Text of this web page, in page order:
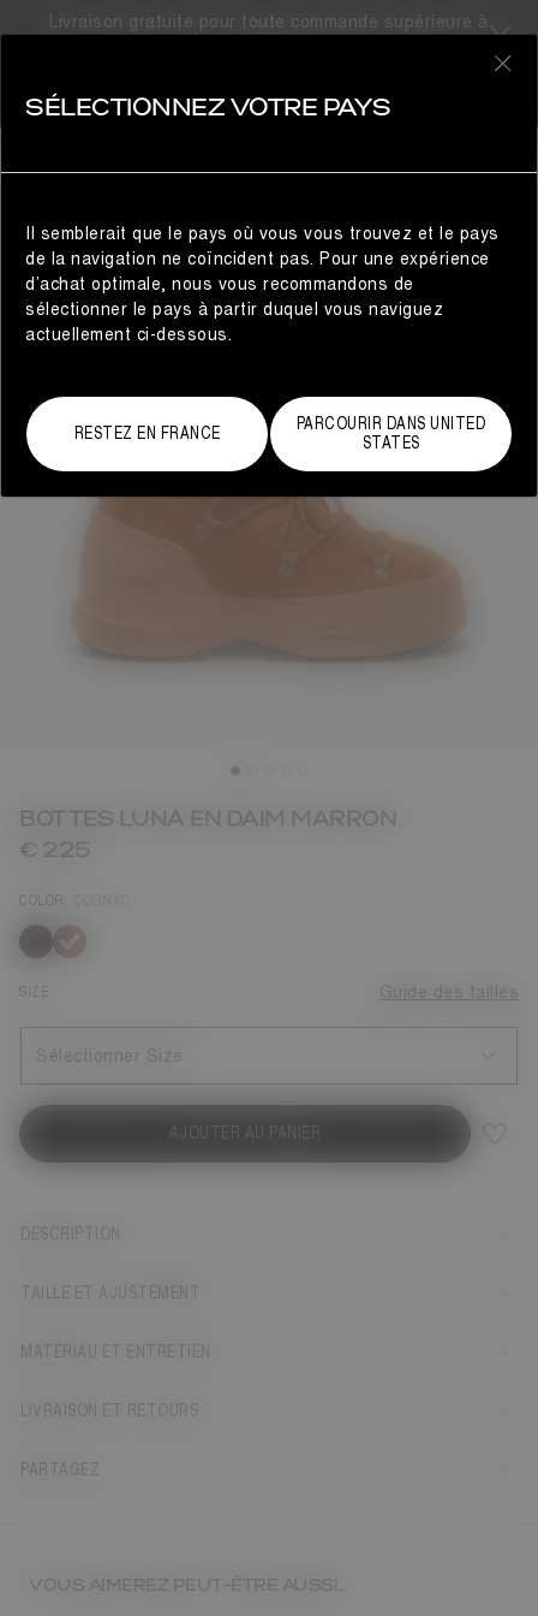
Livraison gratuite pour toute commande supérieure à
BOTTES LUNA EN DAIM MARRON
€ 225
COLOR
sélectionné
SIZE Guide des tailles
Sélectionner Size
AJOUTER AU PANIER
DESCRIPTION
TAILLE ET AJUSTEMENT
MATÉRIAU ET ENTRETIEN
LIVRAISON ET RETOURS
PARTAGEZ
VOUS AIMEREZ PEUT-ÊTRE AUSSI…
SÉLECTIONNEZ VOTRE PAYS
Il semblerait que le pays où vous vous trouvez et le pays
de la navigation ne coïncident pas. Pour une expérience
d’achat optimale, nous vous recommandons de
sélectionner le pays à partir duquel vous naviguez
actuellement ci-dessous.
RESTEZ EN FRANCE
PARCOURIR DANS UNITED
STATES